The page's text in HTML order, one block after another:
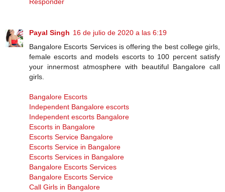
Payal Singh 16 de julio de 2020 a las 6:19
Bangalore Escorts Services is offering the best college girls,
female escorts and models escorts to 100 percent satisfy
your innermost atmosphere with beautiful Bangalore call
girls.
Bangalore Escorts
Independent Bangalore escorts
Independent escorts Bangalore
Escorts in Bangalore
Escorts Service Bangalore
Escorts Service in Bangalore
Escorts Services in Bangalore
Bangalore Escorts Services
Bangalore Escorts Service
Call Girls in Bangalore